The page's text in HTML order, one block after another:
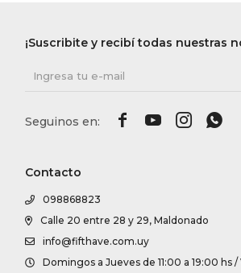
Contacto
098868823
Calle 20 entre 28 y 29, Maldonado
info@fifthave.com.uy
Domingos a Jueves de 11:00 a 19:00 hs
¡Suscribite y recibí todas nuestras
   